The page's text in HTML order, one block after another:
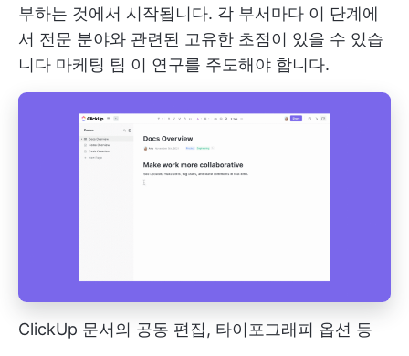
부하는 것에서 시작됩니다. 각 부서마다 이 단계에
서 전문 분야와 관련된 고유한 초점이 있을 수 있습
니다 마케팅 팀 이 연구를 주도해야 합니다.
ClickUp 문서의 공동 편집, 타이포그래피 옵션 등